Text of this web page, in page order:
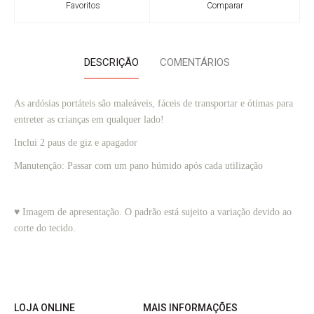
Favoritos Comparar
DESCRIÇÃO COMENTÁRIOS
As ardósias portáteis são maleáveis, fáceis de transportar e ótimas para
entreter as crianças em qualquer lado!
Inclui 2 paus de giz e apagador
Manutenção: Passar com um pano húmido após cada utilização
♥ Imagem de apresentação. O padrão está sujeito a variação devido ao
corte do tecido.
LOJA ONLINE MAIS INFORMAÇÕES